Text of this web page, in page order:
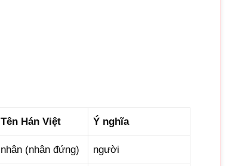
Tên Hán Việt Ý nghĩa
nhân (nhân đứng) người